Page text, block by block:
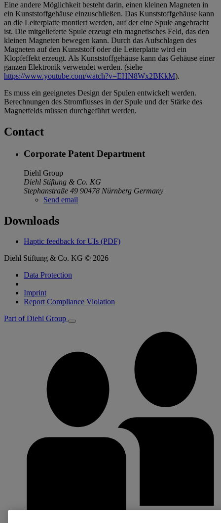
Eine andere Möglichkeit besteht darin, einen kleinen Magneten in
ein Kunststoffgehäuse einzuschließen. Das Kunststoffgehäuse kann
an die Leiterplatte montiert werden, auf der eine Spule angebracht
ist. Die mitgelieferte Spule erzeugt ein magnetisches Feld, das den
kleinen Magneten bewegen kann. Durch das Aufschlagen des
Magneten auf den Kunststoff oder die Leiterplatte wird ein
Klopfeffekt erzeugt. Als Kunststoffgehäuse kann das Gehäuse einer
ganzen Elektronik verwendet werden. (siehe
https://www.youtube.com/watch?v=EHN8Wx2BKkM).
Es muss ein geeignetes Design der Spulen entwickelt werden.
Berechnungen des Stromflusses in der Spule und der Stärke des
Magnetfelds müssen durchgeführt werden.
Contact
Corporate Patent Department
Diehl Group
Diehl Stiftung & Co. KG
Stephanstraße 49 90478 Nürnberg Germany
Send email
Downloads
Haptic feedback for UIs (PDF)
Diehl Stiftung & Co. KG © 2026
Data Protection
Imprint
Report Compliance Violation
Part of Diehl Group